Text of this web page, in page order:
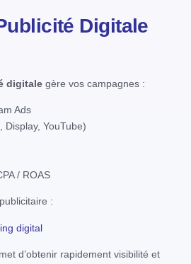
Digitale
digitale gère vos campagnes :
Ads
Display, YouTube)
/ ROAS
:
digital
d’obtenir rapidement visibilité et